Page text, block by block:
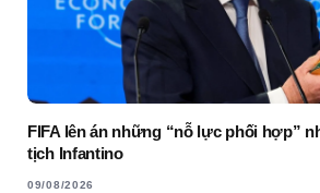
FIFA lên án những “nỗ lực phối hợp”
tịch Infantino
09/08/2026